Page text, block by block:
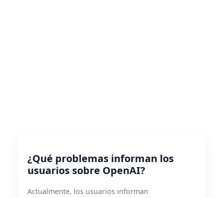
¿Qué problemas informan los
usuarios sobre OpenAI?
Actualmente, los usuarios informan